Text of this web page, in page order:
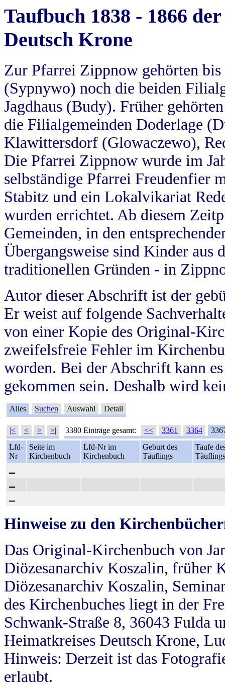
Taufbuch 1838 - 1866
Deutsch Krone
Zur Pfarrei Zippnow gehörten
(Sypnywo) noch die beiden
Jagdhaus (Budy). Früher
die Filialgemeinden Doderlage
Klawittersdorf (Glowaczewo),
Die Pfarrei Zippnow wurde im
selbständige Pfarrei Freudenfier
Stabitz und ein Lokalvikariat
wurden errichtet. Ab diesem
Gemeinden, in den
Übergangsweise sind Kinder aus
traditionellen Gründen - in
Autor dieser Abschrift ist der
Er weist auf folgende
von einer Kopie des Original-
zweifelsfreie Fehler im
worden. Bei der Abschrift kann
gekommen sein. Deshalb wird
Alles Suchen Auswahl Detail
|< < > >| 3380 Einträge gesamt: << 3361 3364
Lfd-
Nr
Seite im
Kirchenbuch
Lfd-Nr im
Kirchenbuch
Geburt des
Täuflings
Taufe
Täuflings
...
...
...
Hinweise zu den
Das Original-Kirchenbuch von
Diözesanarchiv Koszalin, früher
Diözesanarchiv Koszalin,
des Kirchenbuches liegt in der
Schwank-Straße 8, 36043 Fulda
Heimatkreises Deutsch Krone,
Hinweis: Derzeit ist das
erlaubt.